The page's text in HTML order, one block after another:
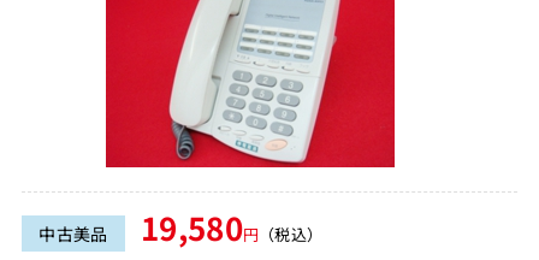
中古美品 19,580円 （税込）